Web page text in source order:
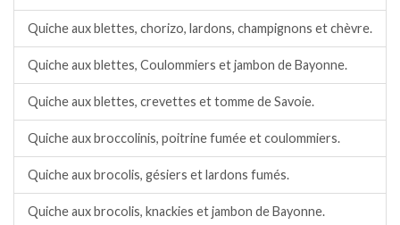
Quiche aux blettes, chorizo, lardons, champignons et chèvre.
Quiche aux blettes, Coulommiers et jambon de Bayonne.
Quiche aux blettes, crevettes et tomme de Savoie.
Quiche aux broccolinis, poitrine fumée et coulommiers.
Quiche aux brocolis, gésiers et lardons fumés.
Quiche aux brocolis, knackies et jambon de Bayonne.